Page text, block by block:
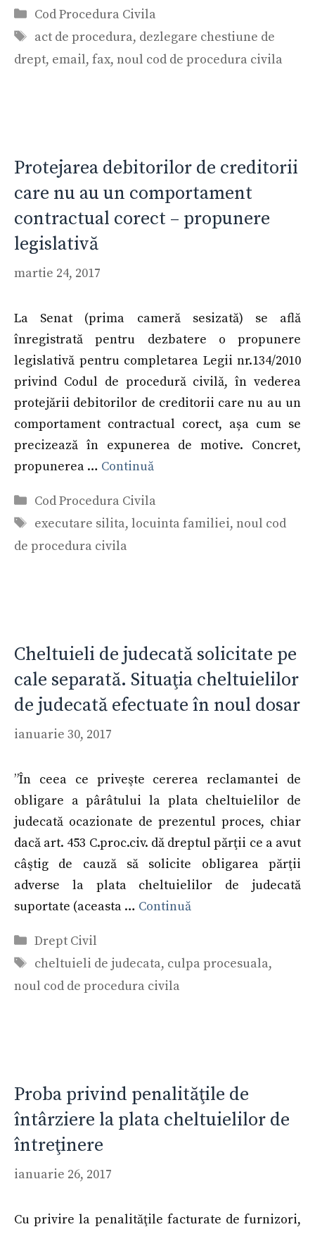
Categorii
Cod Procedura Civila
Etichete
act de procedura, dezlegare chestiune de
drept, email, fax, noul cod de procedura civila
Protejarea debitorilor de creditorii
care nu au un comportament
contractual corect – propunere
legislativă
martie 24, 2017
La Senat (prima cameră sesizată) se află
înregistrată pentru dezbatere o propunere
legislativă pentru completarea Legii nr.134/2010
privind Codul de procedură civilă, în vederea
protejării debitorilor de creditorii care nu au un
comportament contractual corect, așa cum se
precizează în expunerea de motive. Concret,
propunerea … Continuă
Categorii
Cod Procedura Civila
Etichete
executare silita, locuinta familiei, noul cod
de procedura civila
Cheltuieli de judecată solicitate pe
cale separată. Situaţia cheltuielilor
de judecată efectuate în noul dosar
ianuarie 30, 2017
”În ceea ce priveşte cererea reclamantei de
obligare a pârâtului la plata cheltuielilor de
judecată ocazionate de prezentul proces, chiar
dacă art. 453 C.proc.civ. dă dreptul părţii ce a avut
câştig de cauză să solicite obligarea părţii
adverse la plata cheltuielilor de judecată
suportate (aceasta … Continuă
Categorii
Drept Civil
Etichete
cheltuieli de judecata, culpa procesuala,
noul cod de procedura civila
Proba privind penalităţile de
întârziere la plata cheltuielilor de
întreţinere
ianuarie 26, 2017
Cu privire la penalităţile facturate de furnizori,